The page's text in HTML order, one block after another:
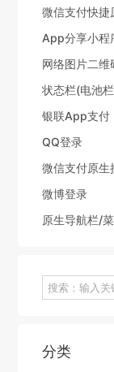
微信支付快捷
App分享小程
网络图片二维
状态栏(电池
银联App支付
QQ登录
微信支付原生
微博登录
原生导航栏/
分类